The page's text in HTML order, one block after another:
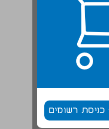
כניסת רשומים